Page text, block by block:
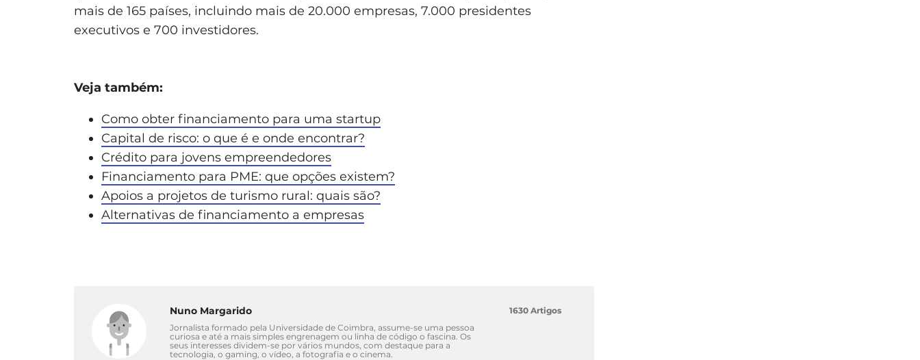
mais de 165 países, incluindo mais de 20.000 empresas, 7.000 presidentes
executivos e 700 investidores.
Veja também:
Como obter financiamento para uma startup
Capital de risco: o que é e onde encontrar?
Crédito para jovens empreendedores
Financiamento para PME: que opções existem?
Apoios a projetos de turismo rural: quais são?
Alternativas de financiamento a empresas
Nuno Margarido
Jornalista formado pela Universidade de Coimbra, assume-se uma pessoa
curiosa e até a mais simples engrenagem ou linha de código o fascina. Os
seus interesses dividem-se por vários mundos, com destaque para a
tecnologia, o gaming, o vídeo, a fotografia e o cinema.
1630 Artigos